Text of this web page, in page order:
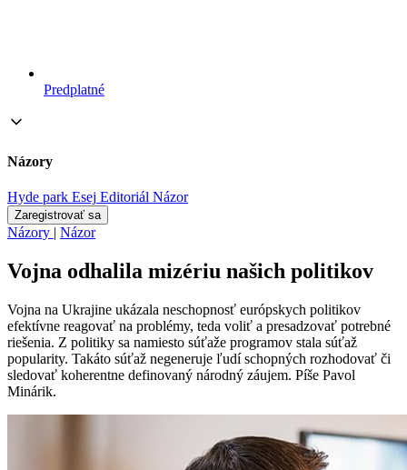
Predplatné
Názory
Hyde park Esej Editoriál Názor
Zaregistrovať sa
Názory | Názor
Vojna odhalila mizériu našich politikov
Vojna na Ukrajine ukázala neschopnosť európskych politikov
efektívne reagovať na problémy, teda voliť a presadzovať potrebné
riešenia. Z politiky sa namiesto súťaže programov stala súťaž
popularity. Takáto súťaž negeneruje ľudí schopných rozhodovať či
sledovať koherentne definovaný národný záujem. Píše Pavol
Minárik.